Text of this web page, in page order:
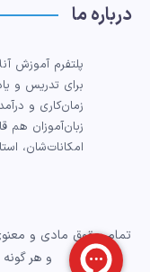
درباره ما
پلتفرم آموزش
برای تدریس و
زمان‌کاری و
زبان‌آموزان هم
امکانات‌شان،
تمام حقوق مادی و
و هر گونه